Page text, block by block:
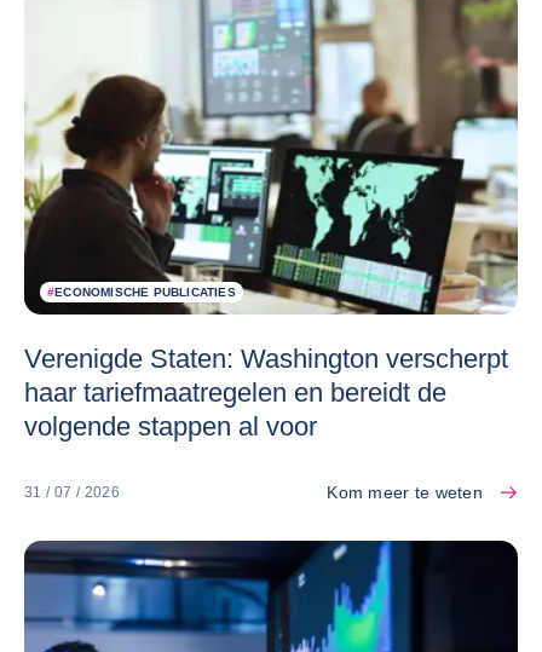
#ECONOMISCHE PUBLICATIES
Verenigde Staten: Washington verscherpt
haar tariefmaatregelen en bereidt de
volgende stappen al voor
31 / 07 / 2026 Kom meer te weten